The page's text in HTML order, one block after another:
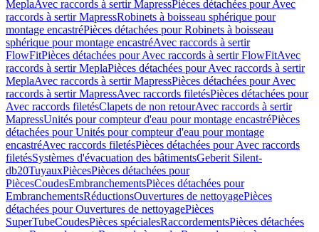
MeplaAvec raccords à sertir MapressPièces détachées pour Avec
raccords à sertir MapressRobinets à boisseau sphérique pour
montage encastréPièces détachées pour Robinets à boisseau
sphérique pour montage encastréAvec raccords à sertir
FlowFitPièces détachées pour Avec raccords à sertir FlowFitAvec
raccords à sertir MeplaPièces détachées pour Avec raccords à sertir
MeplaAvec raccords à sertir MapressPièces détachées pour Avec
raccords à sertir MapressAvec raccords filetésPièces détachées pour
Avec raccords filetésClapets de non retourAvec raccords à sertir
MapressUnités pour compteur d'eau pour montage encastréPièces
détachées pour Unités pour compteur d'eau pour montage
encastréAvec raccords filetésPièces détachées pour Avec raccords
filetésSystèmes d'évacuation des bâtimentsGeberit Silent-
db20TuyauxPiècesPièces détachées pour
PiècesCoudesEmbranchementsPièces détachées pour
EmbranchementsRéductionsOuvertures de nettoyagePièces
détachées pour Ouvertures de nettoyagePièces
SuperTubeCoudesPièces spécialesRaccordementsPièces détachées